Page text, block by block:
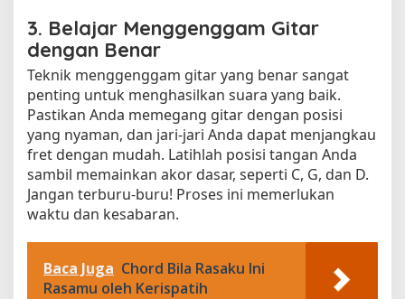
3. Belajar Menggenggam Gitar
dengan Benar
Teknik menggenggam gitar yang benar sangat
penting untuk menghasilkan suara yang baik.
Pastikan Anda memegang gitar dengan posisi
yang nyaman, dan jari-jari Anda dapat menjangkau
fret dengan mudah. Latihlah posisi tangan Anda
sambil memainkan akor dasar, seperti C, G, dan D.
Jangan terburu-buru! Proses ini memerlukan
waktu dan kesabaran.
Baca Juga Chord Bila Rasaku Ini
Rasamu oleh Kerispatih